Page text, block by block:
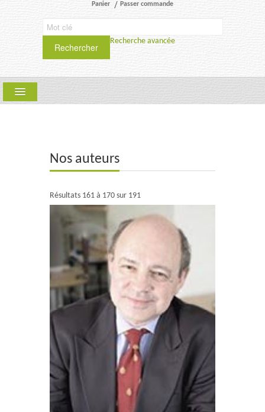
Panier Passer commande
Rechercher
Recherche avancée
SCIENCES HUMAINES ET SOCIALES
Nos auteurs
Résultats 161 à 170 sur 191